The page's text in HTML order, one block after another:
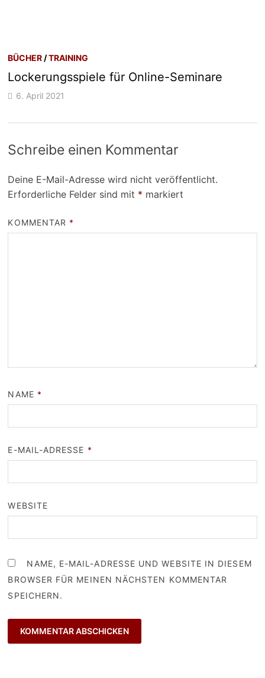
BÜCHER/TRAINING
Lockerungsspiele für Online-Seminare
6. April 2021
Schreibe einen Kommentar
Deine E-Mail-Adresse wird nicht veröffentlicht.
Erforderliche Felder sind mit * markiert
KOMMENTAR *
NAME *
E-MAIL-ADRESSE *
WEBSITE
NAME, E-MAIL-ADRESSE UND WEBSITE IN DIESEM
BROWSER FÜR MEINEN NÄCHSTEN KOMMENTAR
SPEICHERN.